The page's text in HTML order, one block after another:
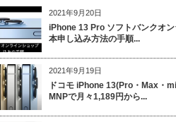
2021年9月20日
iPhone 13 Pro ソフトバンクオ
本申し込み方法の手順...
2021年9月19日
ドコモ iPhone 13(Pro・Max・
MNPで月々1,189円から...